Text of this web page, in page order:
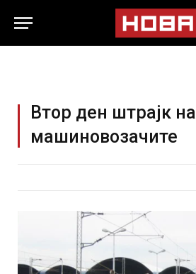
Втор ден штрајк на
машиновозачите